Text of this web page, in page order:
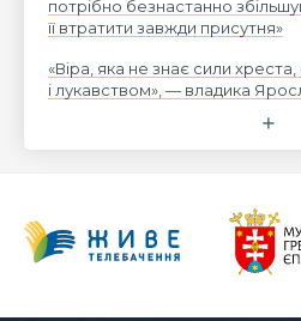
потрібно безнастанно
її втратити завжди присутня»
«Віра, яка не знає сили
і лукавством», — владика